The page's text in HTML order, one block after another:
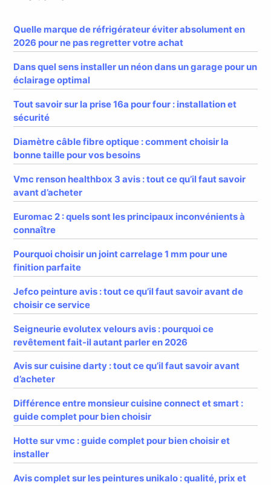
Quelle marque de réfrigérateur éviter absolument en
2026 pour ne pas regretter votre achat
Dans quel sens installer un néon dans un garage pour un
éclairage optimal
Tout savoir sur la prise 16a pour four : installation et
sécurité
Diamètre câble fibre optique : comment choisir la
bonne taille pour vos besoins
Vmc renson healthbox 3 avis : tout ce qu’il faut savoir
avant d’acheter
Euromac 2 : quels sont les principaux inconvénients à
connaître
Pourquoi choisir un joint carrelage 1 mm pour une
finition parfaite
Jefco peinture avis : tout ce qu’il faut savoir avant de
choisir ce service
Seigneurie evolutex velours avis : pourquoi ce
revêtement fait-il autant parler en 2026
Avis sur cuisine darty : tout ce qu’il faut savoir avant
d’acheter
Différence entre monsieur cuisine connect et smart :
guide complet pour bien choisir
Hotte sur vmc : guide complet pour bien choisir et
installer
Avis complet sur les peintures unikalo : qualité, prix et